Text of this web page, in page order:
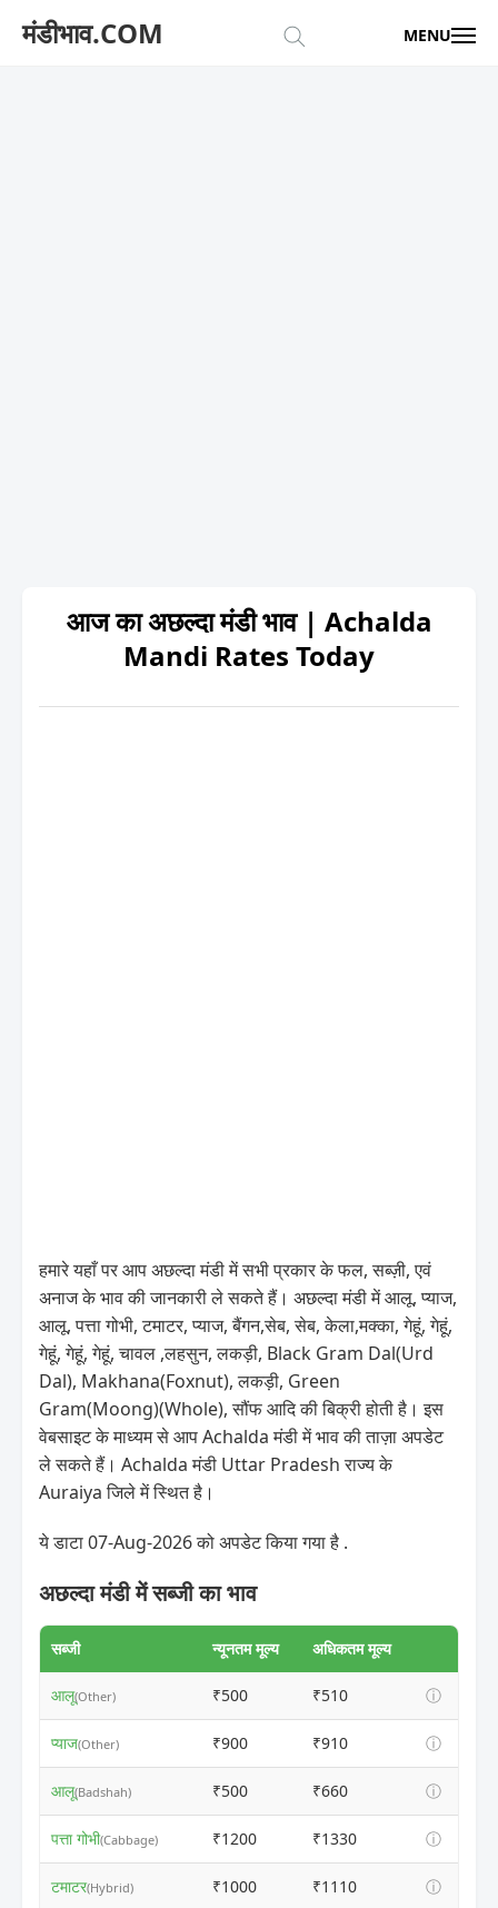
मंडीभाव.COM MENU
आज का अछल्दा मंडी भाव | Achalda
Mandi Rates Today
हमारे यहाँ पर आप अछल्दा मंडी में सभी प्रकार के फल, सब्ज़ी, एवं
अनाज के भाव की जानकारी ले सकते हैं। अछल्दा मंडी में आलू, प्याज,
आलू, पत्ता गोभी, टमाटर, प्याज, बैंगन,सेब, सेब, केला,मक्का, गेहूं, गेहूं,
गेहूं, गेहूं, गेहूं, चावल ,लहसुन, लकड़ी, Black Gram Dal(Urd
Dal), Makhana(Foxnut), लकड़ी, Green
Gram(Moong)(Whole), सौंफ आदि की बिक्री होती है। इस
वेबसाइट के माध्यम से आप Achalda मंडी में भाव की ताज़ा अपडेट
ले सकते हैं। Achalda मंडी Uttar Pradesh राज्य के
Auraiya जिले में स्थित है।
ये डाटा 07-Aug-2026 को अपडेट किया गया है .
अछल्दा मंडी में सब्जी का भाव
सब्जी न्यूनतम मूल्य अधिकतम मूल्य
आलू(Other) ₹500 ₹510 ⓘ
प्याज(Other) ₹900 ₹910 ⓘ
आलू(Badshah) ₹500 ₹660 ⓘ
पत्ता गोभी(Cabbage) ₹1200 ₹1330 ⓘ
टमाटर(Hybrid) ₹1000 ₹1110 ⓘ